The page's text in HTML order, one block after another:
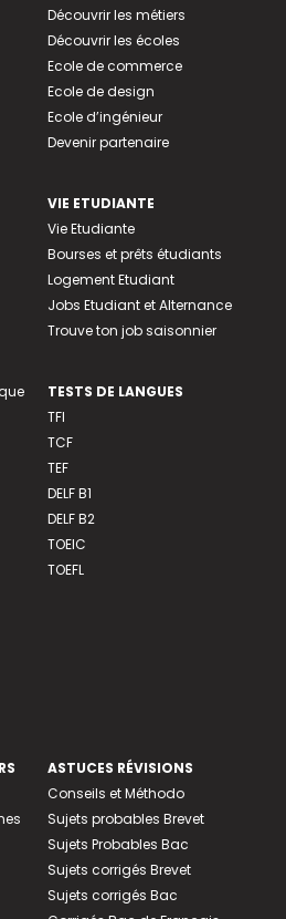
Découvrir les métiers
Découvrir les écoles
Ecole de commerce
Ecole de design
Ecole d’ingénieur
Devenir partenaire
VIE ETUDIANTE
Vie Etudiante
Bourses et prêts étudiants
Logement Etudiant
Jobs Etudiant et Alternance
Trouve ton job saisonnier
TESTS DE LANGUES
TFI
TCF
TEF
DELF B1
DELF B2
TOEIC
TOEFL
ASTUCES RÉVISIONS
Conseils et Méthodo
Sujets probables Brevet
Sujets Probables Bac
Sujets corrigés Brevet
Sujets corrigés Bac